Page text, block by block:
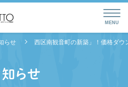
らせ 西区南観音町の新築」！価格ダウ
らせ